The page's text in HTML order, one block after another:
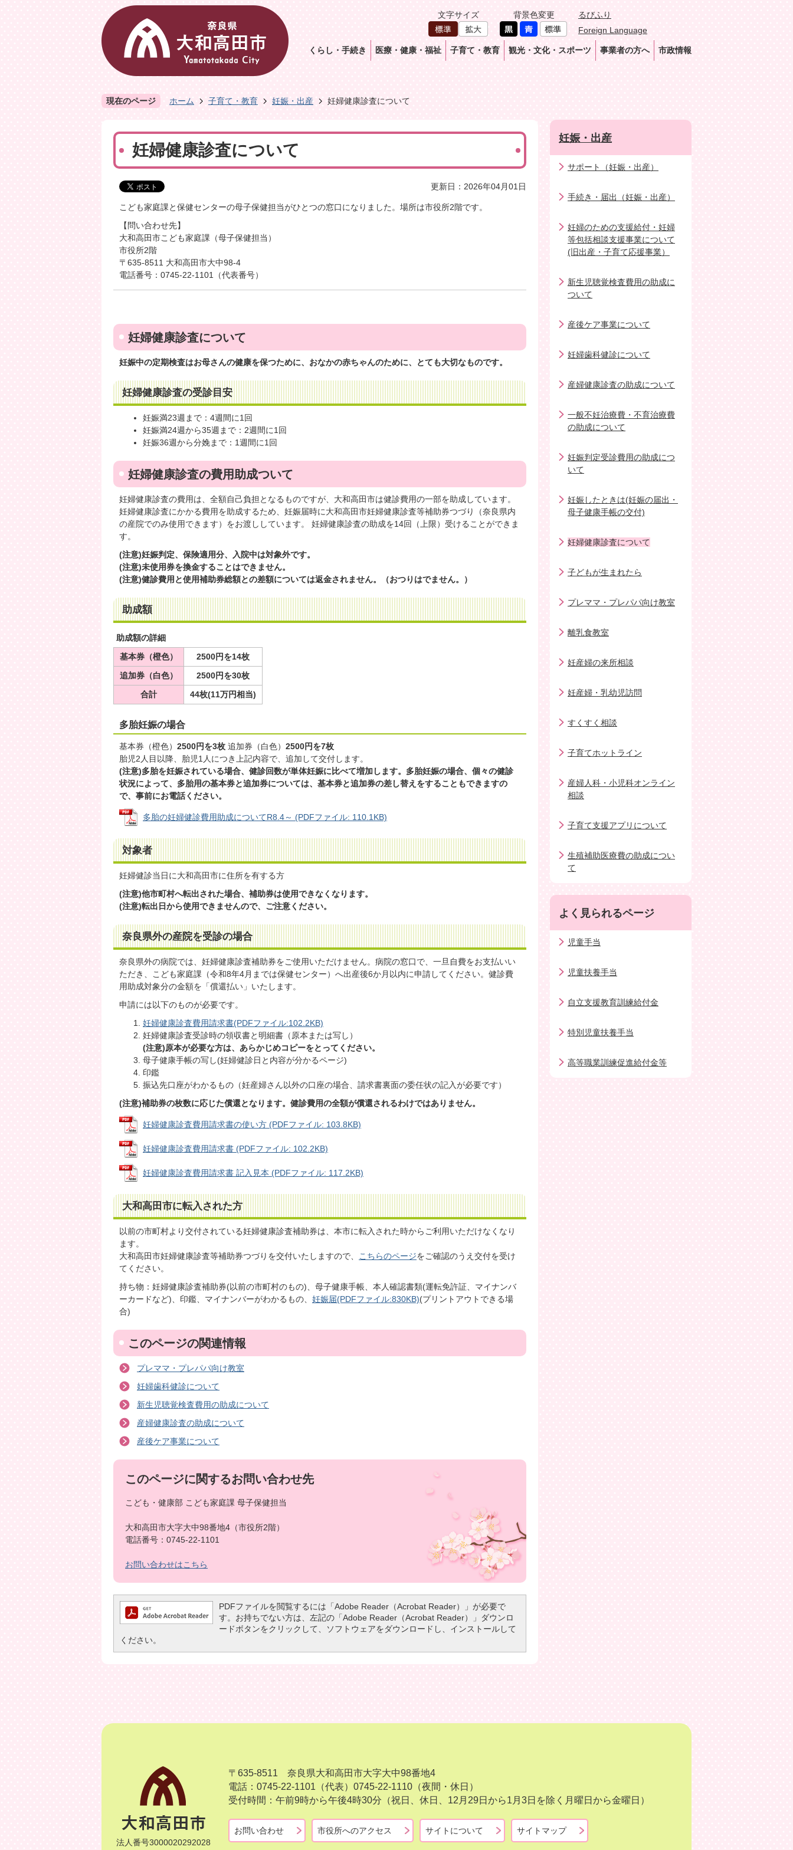
文字サイズ 背景色変更
るびふり
Foreign Language
くらし・手続き 医療・健康・福祉 子育て・教育 観光・文化・スポーツ 事業者の方へ 市政情報
現在のページ ホーム 子育て・教育 妊娠・出産 妊婦健康診査について
妊婦健康診査について
更新日：2026年04月01日
こども家庭課と保健センターの母子保健担当がひとつの窓口になりました。場所は市役所2階です。
【問い合わせ先】
大和高田市こども家庭課（母子保健担当）
市役所2階
〒635-8511 大和高田市大中98-4
電話番号：0745-22-1101（代表番号）
妊婦健康診査について
妊娠中の定期検査はお母さんの健康を保つために、おなかの赤ちゃんのために、とても大切なものです。
妊婦健康診査の受診目安
妊娠満23週まで：4週間に1回
妊娠満24週から35週まで：2週間に1回
妊娠36週から分娩まで：1週間に1回
妊婦健康診査の費用助成ついて
妊婦健康診査の費用は、全額自己負担となるものですが、大和高田市は健診費用の一部を助成しています。
妊婦健康診査にかかる費用を助成するため、妊娠届時に大和高田市妊婦健康診査等補助券つづり（奈良県内
の産院でのみ使用できます）をお渡ししています。 妊婦健康診査の助成を14回（上限）受けることができま
す。
(注意)妊娠判定、保険適用分、入院中は対象外です。
(注意)未使用券を換金することはできません。
(注意)健診費用と使用補助券総額との差額については返金されません。（おつりはでません。）
助成額
助成額の詳細
基本券（橙色）
2500円を14枚
追加券（白色）
2500円を30枚
合計
44枚(11万円相当)
多胎妊娠の場合
基本券（橙色） 2500円を3枚 追加券（白色） 2500円を7枚
胎児2人目以降、胎児1人につき上記内容で、追加して交付します。
(注意)多胎を妊娠されている場合、健診回数が単体妊娠に比べて増加します。多胎妊娠の場合、個々の健診
状況によって、多胎用の基本券と追加券については、基本券と追加券の差し替えをすることもできますの
で、事前にお電話ください。
多胎の妊婦健診費用助成についてR8.4～ (PDFファイル: 110.1KB)
対象者
妊婦健診当日に大和高田市に住所を有する方
(注意)他市町村へ転出された場合、補助券は使用できなくなります。
(注意)転出日から使用できませんので、ご注意ください。
奈良県外の産院を受診の場合
奈良県外の病院では、妊婦健康診査補助券をご使用いただけません。病院の窓口で、一旦自費をお支払いい
ただき、こども家庭課（令和8年4月までは保健センター）へ出産後6か月以内に申請してください。健診費
用助成対象分の金額を「償還払い」いたします。
申請には以下のものが必要です。
妊婦健康診査費用請求書(PDFファイル:102.2KB)
妊婦健康診査受診時の領収書と明細書（原本または写し）
(注意)原本が必要な方は、あらかじめコピーをとってください。
母子健康手帳の写し(妊婦健診日と内容が分かるページ)
印鑑
振込先口座がわかるもの（妊産婦さん以外の口座の場合、請求書裏面の委任状の記入が必要です）
(注意)補助券の枚数に応じた償還となります。健診費用の全額が償還されるわけではありません。
妊婦健康診査費用請求書の使い方 (PDFファイル: 103.8KB)
妊婦健康診査費用請求書 (PDFファイル: 102.2KB)
妊婦健康診査費用請求書 記入見本 (PDFファイル: 117.2KB)
大和高田市に転入された方
以前の市町村より交付されている妊婦健康診査補助券は、本市に転入された時からご利用いただけなくなり
ます。
大和高田市妊婦健康診査等補助券つづりを交付いたしますので、
こちらのページをご確認のうえ交付を受け
てください。
持ち物：妊婦健康診査補助券(以前の市町村のもの)、母子健康手帳、本人確認書類(運転免許証、マイナンバ
ーカードなど)、印鑑、マイナンバーがわかるもの、 妊娠届(PDFファイル:830KB)(プリントアウトできる場
合)
このページの関連情報
プレママ・プレパパ向け教室
妊婦歯科健診について
新生児聴覚検査費用の助成について
産婦健康診査の助成について
産後ケア事業について
このページに関するお問い合わせ先
こども・健康部 こども家庭課 母子保健担当
大和高田市大字大中98番地4（市役所2階）
電話番号：0745-22-1101
お問い合わせはこちら
PDFファイルを閲覧するには「Adobe Reader（Acrobat Reader）」が必要で
す。お持ちでない方は、左記の「Adobe Reader（Acrobat Reader）」ダウンロ
ードボタンをクリックして、ソフトウェアをダウンロードし、インストールして
ください。
妊娠・出産
サポート（妊娠・出産）
手続き・届出（妊娠・出産）
妊婦のための支援給付・妊婦
等包括相談支援事業について
(旧出産・子育て応援事業）
新生児聴覚検査費用の助成に
ついて
産後ケア事業について
妊婦歯科健診について
産婦健康診査の助成について
一般不妊治療費・不育治療費
の助成について
妊娠判定受診費用の助成につ
いて
妊娠したときは(妊娠の届出・
母子健康手帳の交付)
妊婦健康診査について
子どもが生まれたら
プレママ・プレパパ向け教室
離乳食教室
妊産婦の来所相談
妊産婦・乳幼児訪問
すくすく相談
子育てホットライン
産婦人科・小児科オンライン
相談
子育て支援アプリについて
生殖補助医療費の助成につい
て
よく見られるページ
児童手当
児童扶養手当
自立支援教育訓練給付金
特別児童扶養手当
高等職業訓練促進給付金等
法人番号3000020292028
〒635-8511 奈良県大和高田市大字大中98番地4
電話：0745-22-1101（代表） 0745-22-1110（夜間・休日）
受付時間：午前9時から午後4時30分（祝日、休日、12月29日から1月3日を除く月曜日から金曜日）
お問い合わせ 市役所へのアクセス サイトについて サイトマップ